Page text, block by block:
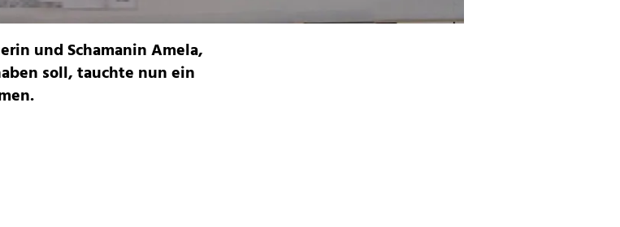
und Schamanin Amela,
soll, tauchte nun ein